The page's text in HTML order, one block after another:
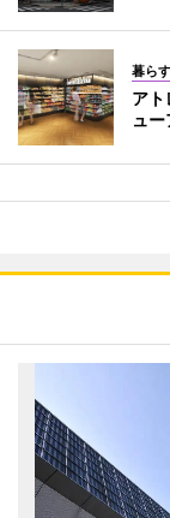
暮ら
ア
ュ